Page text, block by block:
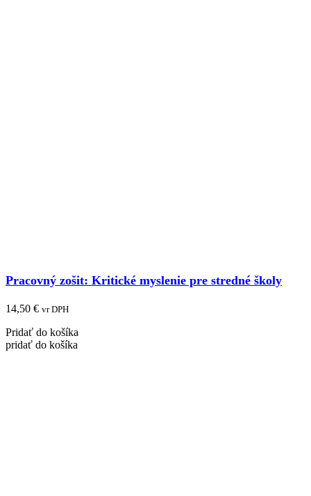
Pracovný zošit: Kritické myslenie pre stredné školy
14,50 € vr DPH
Pridať do košíka
pridať do košíka